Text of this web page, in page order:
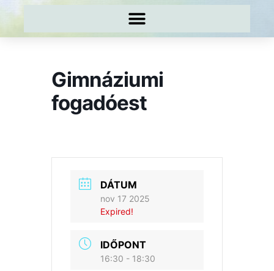
Gimnáziumi
fogadóest
DÁTUM
nov 17 2025
Expired!
IDŐPONT
16:30 - 18:30